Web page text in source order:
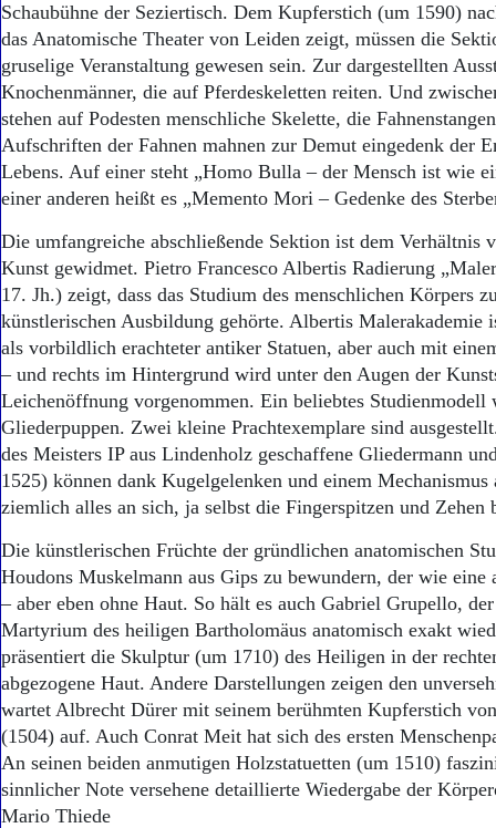
Schaubühne der Seziertisch. Dem Kupferstich (um 1590)
das Anatomische Theater von Leiden zeigt, müssen die
gruselige Veranstaltung gewesen sein. Zur dargestellten
Knochenmänner, die auf Pferdeskeletten reiten. Und
stehen auf Podesten menschliche Skelette, die
Aufschriften der Fahnen mahnen zur Demut eingedenk der
Lebens. Auf einer steht „Homo Bulla – der Mensch ist wie
einer anderen heißt es „Memento Mori – Gedenke des
Die umfangreiche abschließende Sektion ist dem Verhältnis
Kunst gewidmet. Pietro Francesco Albertis Radierung
17. Jh.) zeigt, dass das Studium des menschlichen Körpers
künstlerischen Ausbildung gehörte. Albertis Malerakademie
als vorbildlich erachteter antiker Statuen, aber auch mit
– und rechts im Hintergrund wird unter den Augen der
Leichenöffnung vorgenommen. Ein beliebtes Studienmodell
Gliederpuppen. Zwei kleine Prachtexemplare sind
des Meisters IP aus Lindenholz geschaffene Gliedermann
1525) können dank Kugelgelenken und einem Mechanismus
ziemlich alles an sich, ja selbst die Fingerspitzen und Zehen
Die künstlerischen Früchte der gründlichen anatomischen
Houdons Muskelmann aus Gips zu bewundern, der wie eine
– aber eben ohne Haut. So hält es auch Gabriel Grupello,
Martyrium des heiligen Bartholomäus anatomisch exakt
präsentiert die Skulptur (um 1710) des Heiligen in der
abgezogene Haut. Andere Darstellungen zeigen den
wartet Albrecht Dürer mit seinem berühmten Kupferstich
(1504) auf. Auch Conrat Meit hat sich des ersten
An seinen beiden anmutigen Holzstatuetten (um 1510)
sinnlicher Note versehene detaillierte Wiedergabe der
Mario Thiede